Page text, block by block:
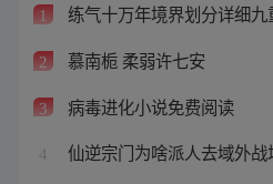
1 练气十万年境界划分详细九
2 慕南栀 柔弱许七安
3 病毒进化小说免费阅读
4 仙逆宗门为啥派人去域外战